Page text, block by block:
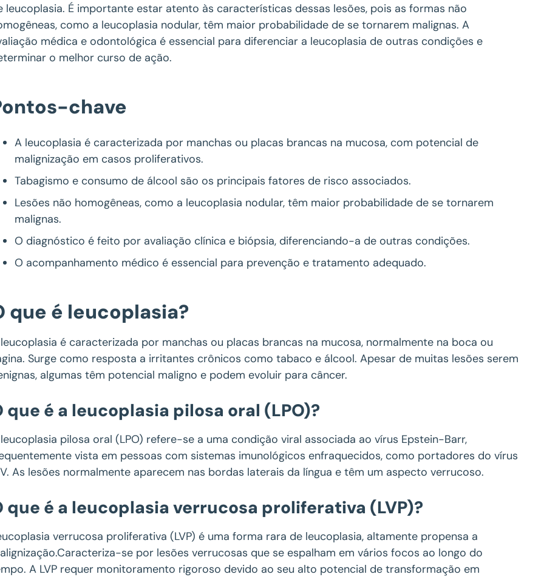
leucoplasia. É importante estar atento às características dessas lesões, pois as formas não
como a leucoplasia nodular, têm maior probabilidade de se tornarem malignas. A
médica e odontológica é essencial para diferenciar a leucoplasia de outras condições e
o melhor curso de ação.
chave
A leucoplasia é caracterizada por manchas ou placas brancas na mucosa, com potencial de
malignização em casos proliferativos.
Tabagismo e consumo de álcool são os principais fatores de risco associados.
Lesões não homogêneas, como a leucoplasia nodular, têm maior probabilidade de se tornarem
malignas.
O diagnóstico é feito por avaliação clínica e biópsia, diferenciando-a de outras condições.
O acompanhamento médico é essencial para prevenção e tratamento adequado.
que é leucoplasia?
é caracterizada por manchas ou placas brancas na mucosa, normalmente na boca ou
Surge como resposta a irritantes crônicos como tabaco e álcool. Apesar de muitas lesões serem
algumas têm potencial maligno e podem evoluir para câncer.
que é a leucoplasia pilosa oral (LPO)?
pilosa oral (LPO) refere-se a uma condição viral associada ao vírus Epstein-Barr,
vista em pessoas com sistemas imunológicos enfraquecidos, como portadores do vírus
As lesões normalmente aparecem nas bordas laterais da língua e têm um aspecto verrucoso.
que é a leucoplasia verrucosa proliferativa (LVP)?
verrucosa proliferativa (LVP) é uma forma rara de leucoplasia, altamente propensa a
se por lesões verrucosas que se espalham em vários focos ao longo do
A LVP requer monitoramento rigoroso devido ao seu alto potencial de transformação em